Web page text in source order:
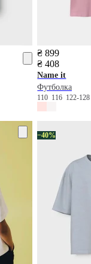
₴ 899
₴ 408
Name it
Футболка
110 116 122-128
−40%